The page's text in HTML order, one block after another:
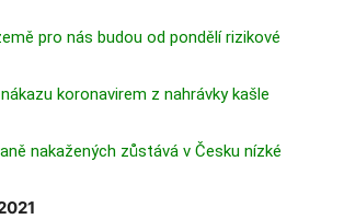
pro nás budou od pondělí rizikové
koronavirem z nahrávky kašle
nakažených zůstává v Česku nízké